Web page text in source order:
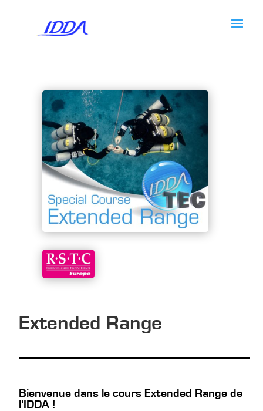
Extended Range
Bienvenue dans le cours Extended Range de
l’IDDA !